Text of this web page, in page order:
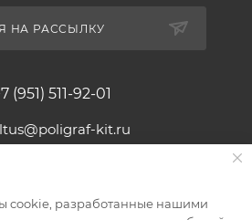
НА РАССЫЛКУ
(951) 511-92-01
kit.ru
склад ТЦ "Альтус"
Малое Зеленое
cookie, разработанные нашими